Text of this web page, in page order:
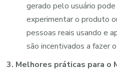
gerado pelo usuário
experimentar o produto
pessoas reais usando e
são incentivados a fazer
3. Melhores práticas para o